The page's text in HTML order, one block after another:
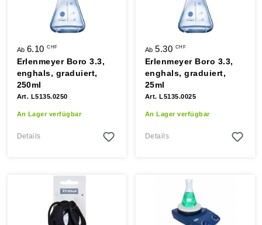
Ab 6.10CHF
Erlenmeyer Boro 3.3,
enghals, graduiert,
250ml
Art. L5135.0250
An Lager verfügbar
Details
Ab5.30 CHF
Erlenmeyer Boro 3.3,
enghals, graduiert,
25ml
Art. L5135.0025
An Lager verfügbar
Details